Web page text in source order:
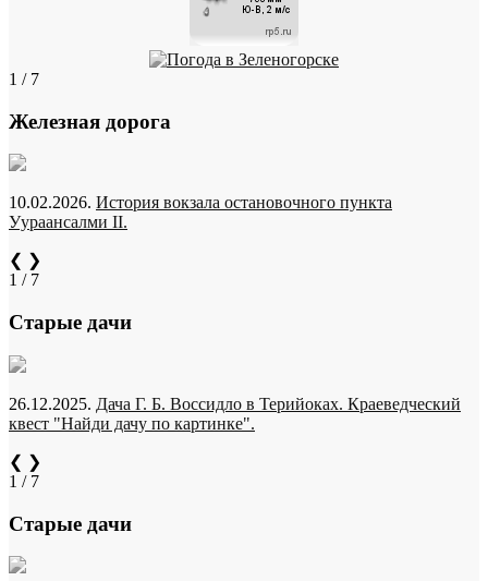
1 / 7
Железная дорога
10.02.2026. История вокзала остановочного пункта
Уураансалми II.
❮ ❯
1 / 7
Старые дачи
26.12.2025. Дача Г. Б. Воссидло в Терийоках. Краеведческий
квест "Найди дачу по картинке".
❮ ❯
1 / 7
Старые дачи